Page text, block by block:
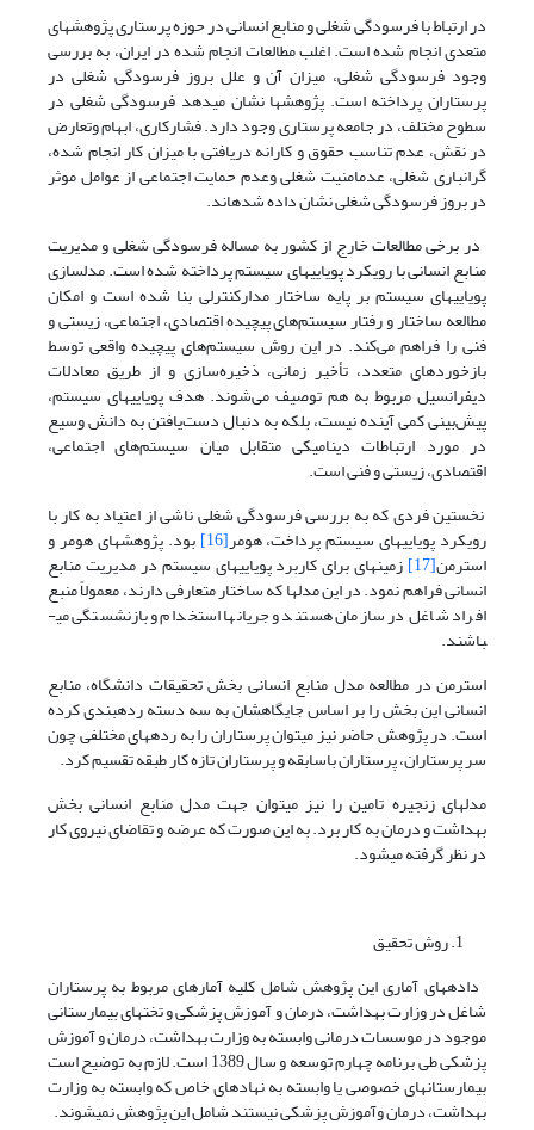
در ارتباط با فرسودگی شغلی و منابع انسانی در حوزه پرستاری پژوهش­های
متعدی انجام شده است. اغلب مطالعات انجام شده در ایران، به بررسی
وجود فرسودگی شغلی، میزان آن و علل بروز فرسودگی شغلی در
پرستاران پرداخته است. پژوهش­ها نشان می­دهد فرسودگی شغلی در
سطوح مختلف، در جامعه پرستاری وجود دارد. فشارکاری، ابهام وتعارض
در نقش، عدم تناسب حقوق و کارانه دریافتی با میزان کار انجام شده،
گرانباری شغلی، عدم­امنیت شغلی وعدم حمایت اجتماعی از عوامل موثر
در بروز فرسودگی شغلی نشان داده شده­اند.
در برخی مطالعات خارج از کشور به مساله فرسودگی شغلی و مدیریت
منابع انسانی با رویکرد پویایی­های سیستم پرداخته شده است. مدل­سازی
پویایی­های سیستم بر پایه ساختار مدارکنترلی بنا شده است و امکان
مطالعه ساختار و رفتار سیستم‌های پیچیده اقتصادی، اجتماعی، زیستی و
فنی را فراهم می‌کند. در این روش سیستم‌های پیچیده واقعی توسط
بازخوردهای متعدد، تأخیر زمانی، ذخیره‌سازی و از طریق معادلات
دیفرانسیل مربوط به هم توصیف می‌شوند. هدف پویایی­های سیستم،
پیش‌بینی کمی آینده نیست، بلکه به دنبال دست‌یافتن به دانش وسیع
در مورد ارتباطات دینامیکی متقابل میان سیستم‌های اجتماعی،
اقتصادی، زیستی و فنی است.
نخستین فردی که به بررسی فرسودگی شغلی ناشی از اعتیاد به کار با
رویکرد پویایی­های سیستم پرداخت، هومر[16] بود. پژوهش­های هومر و
استرمن[17] زمینه­ای برای کاربرد پویایی­های سیستم در مدیریت منابع
انسانی فراهم نمود. در این مدل­ها که ساختار متعارفی دارند، معمولاً منبع
افراد شاغل در سازمان هستند و جریان­ها استخدام و بازنشستگی می­
باشند.
استرمن در مطالعه مدل منابع انسانی بخش تحقیقات دانشگاه، منابع
انسانی این بخش را بر اساس جایگاه­شان به سه دسته رده­بندی کرده
است. در پژوهش حاضر نیز می­توان پرستاران را به رده­های مختلفی چون
سر پرستاران، پرستاران باسابقه و پرستاران تازه کار طبقه تقسیم کرد.
مدل­های زنجیره تامین را نیز می­توان جهت مدل منابع انسانی بخش
بهداشت و درمان به کار برد. به این صورت که عرضه و تقاضای نیروی کار
در نظر گرفته می­شود.
روش تحقیق
داده­های آماری این پژوهش شامل کلیه آمارهای مربوط به پرستاران
شاغل در وزارت بهداشت، درمان و آموزش پزشکی و تخت­های بیمارستانی
موجود در موسسات درمانی وابسته به وزارت بهداشت، درمان و آموزش
پزشکی طی برنامه چهارم توسعه و سال 1389 است. لازم به توضیح است
بیمارستان­های خصوصی یا وابسته به نهادهای خاص که وابسته به وزارت
بهداشت، درمان وآموزش پزشکی نیستند شامل این پژوهش نمی­شوند.